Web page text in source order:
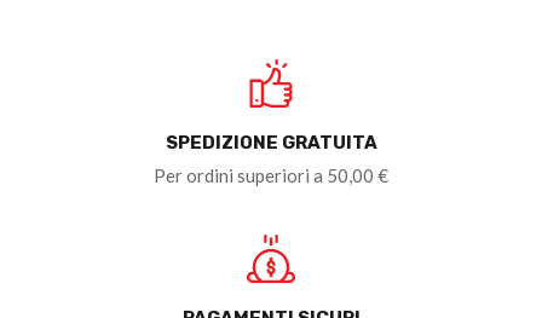
SPEDIZIONE GRATUITA
Per ordini superiori a 50,00 €